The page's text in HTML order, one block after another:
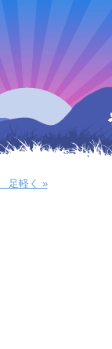
足軽く »